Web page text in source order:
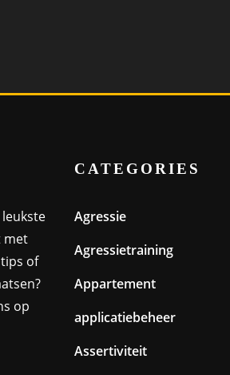
met
of
op
CATEGORIES
Agressie
Agressietraining
Appartement
applicatiebeheer
Assertiviteit